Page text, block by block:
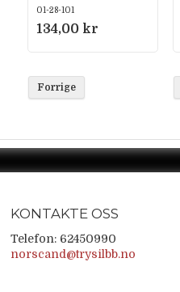
ORIGINALNUM
MER 0242 048
01-28-101
134,00 kr
Forrige
KONTAKTE OSS
Telefon: 62450990
norscand@trysilbb.no